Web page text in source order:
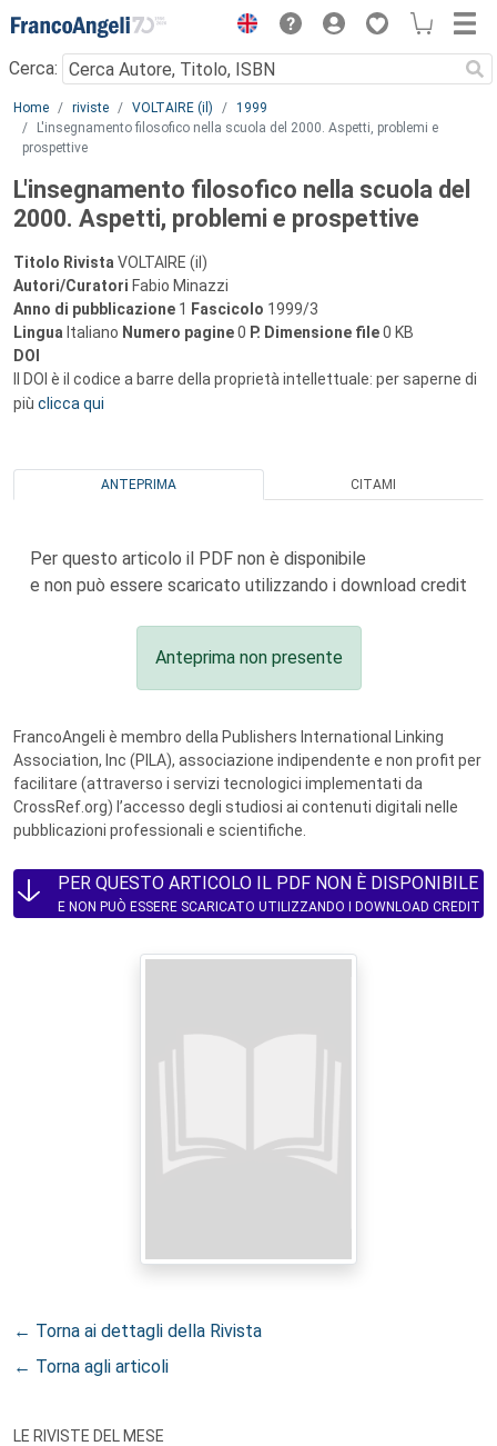
Menu
Cerca:
Main content
Home riviste VOLTAIRE (il)
1999
L'insegnamento filosofico nella scuola del 2000. Aspetti, problemi e
prospettive
L'insegnamento filosofico nella scuola del
2000. Aspetti, problemi e prospettive
Titolo Rivista VOLTAIRE (il)
Autori/Curatori Fabio Minazzi
Anno di pubblicazione 1 Fascicolo 1999/3
Lingua Italiano Numero pagine0 P. Dimensione file0 KB
DOI
Il DOI è il codice a barre della proprietà intellettuale: per saperne di
più clicca qui
ANTEPRIMA CITAMI
Per questo articolo il PDF non è disponibile
e non può essere scaricato utilizzando i download credit
Anteprima non presente
FrancoAngeli è membro della Publishers International Linking
Association, Inc (PILA), associazione indipendente e non profit per
facilitare (attraverso i servizi tecnologici implementati da
CrossRef.org) l’accesso degli studiosi ai contenuti digitali nelle
pubblicazioni professionali e scientifiche.
PER QUESTO ARTICOLO IL PDF NON È DISPONIBILE
E NON PUÒ ESSERE SCARICATO UTILIZZANDO I DOWNLOAD CREDIT
← Torna ai dettagli della Rivista
← Torna agli articoli
LE RIVISTE DEL MESE